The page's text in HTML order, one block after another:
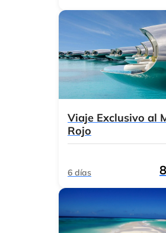
Viaje Exclusivo al
Rojo
6 días